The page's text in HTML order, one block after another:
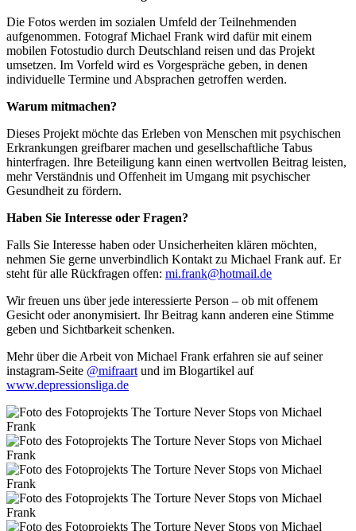
Die Fotos werden im sozialen Umfeld der Teilnehmenden
aufgenommen. Fotograf Michael Frank wird dafür mit einem
mobilen Fotostudio durch Deutschland reisen und das Projekt
umsetzen. Im Vorfeld wird es Vorgespräche geben, in denen
individuelle Termine und Absprachen getroffen werden.
Warum mitmachen?
Dieses Projekt möchte das Erleben von Menschen mit psychischen
Erkrankungen greifbarer machen und gesellschaftliche Tabus
hinterfragen. Ihre Beteiligung kann einen wertvollen Beitrag leisten,
mehr Verständnis und Offenheit im Umgang mit psychischer
Gesundheit zu fördern.
Haben Sie Interesse oder Fragen?
Falls Sie Interesse haben oder Unsicherheiten klären möchten,
nehmen Sie gerne unverbindlich Kontakt zu Michael Frank auf. Er
steht für alle Rückfragen offen: mi.frank@hotmail.de
Wir freuen uns über jede interessierte Person – ob mit offenem
Gesicht oder anonymisiert. Ihr Beitrag kann anderen eine Stimme
geben und Sichtbarkeit schenken.
Mehr über die Arbeit von Michael Frank erfahren sie auf seiner
instagram-Seite @mifraart und im Blogartikel auf
www.depressionsliga.de